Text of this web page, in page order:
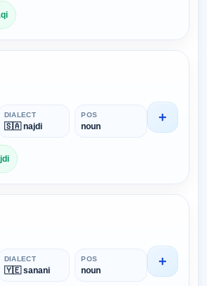
DIALECT
🇸🇦 najdi
POS
noun
+
DIALECT
🇾🇪 sanani
POS
noun
+